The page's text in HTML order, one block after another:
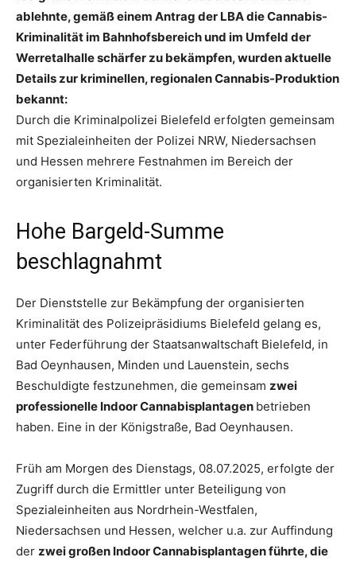
ablehnte, gemäß einem Antrag der LBA die Cannabis-
Kriminalität im Bahnhofsbereich und im Umfeld der
Werretalhalle schärfer zu bekämpfen, wurden aktuelle
Details zur kriminellen, regionalen Cannabis-Produktion
bekannt:
Durch die Kriminalpolizei Bielefeld erfolgten gemeinsam
mit Spezialeinheiten der Polizei NRW, Niedersachsen
und Hessen mehrere Festnahmen im Bereich der
organisierten Kriminalität.
Hohe Bargeld-Summe
beschlagnahmt
Der Dienststelle zur Bekämpfung der organisierten
Kriminalität des Polizeipräsidiums Bielefeld gelang es,
unter Federführung der Staatsanwaltschaft Bielefeld, in
Bad Oeynhausen, Minden und Lauenstein, sechs
Beschuldigte festzunehmen, die gemeinsam zwei
professionelle Indoor Cannabisplantagen betrieben
haben. Eine in der Königstraße, Bad Oeynhausen.
Früh am Morgen des Dienstags, 08.07.2025, erfolgte der
Zugriff durch die Ermittler unter Beteiligung von
Spezialeinheiten aus Nordrhein-Westfalen,
Niedersachsen und Hessen, welcher u.a. zur Auffindung
der zwei großen Indoor Cannabisplantagen führte, die